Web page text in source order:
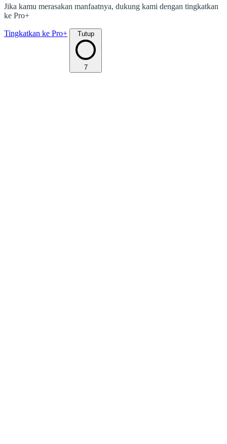
Jika kamu merasakan manfaatnya, dukung kami dengan tingkatkan
ke Pro+
Tingkatkan ke Pro+ Tutup
7